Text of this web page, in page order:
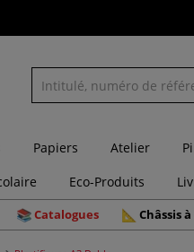
Papiers Atelier
Eco-Produits
Catalogues Châssis